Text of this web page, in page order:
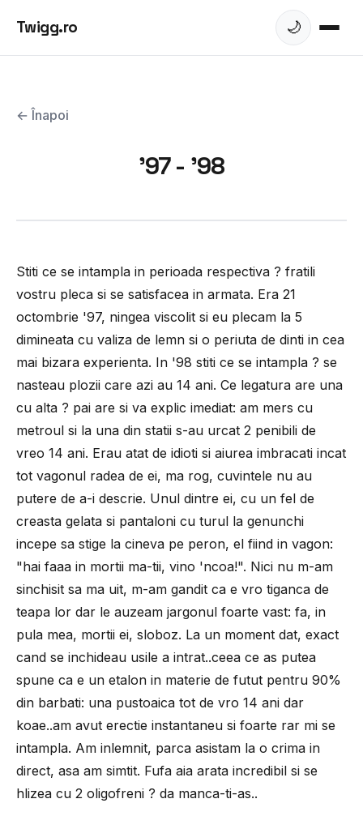
Twigg.ro 🌙
← Înapoi
'97 - '98
Stiti ce se intampla in perioada respectiva ? fratili
vostru pleca si se satisfacea in armata. Era 21
octombrie '97, ningea viscolit si eu plecam la 5
dimineata cu valiza de lemn si o periuta de dinti in cea
mai bizara experienta. In '98 stiti ce se intampla ? se
nasteau plozii care azi au 14 ani. Ce legatura are una
cu alta ? pai are si va explic imediat: am mers cu
metroul si la una din statii s-au urcat 2 penibili de
vreo 14 ani. Erau atat de idioti si aiurea imbracati incat
tot vagonul radea de ei, ma rog, cuvintele nu au
putere de a-i descrie. Unul dintre ei, cu un fel de
creasta gelata si pantaloni cu turul la genunchi
incepe sa stige la cineva pe peron, el fiind in vagon:
"hai faaa in mortii ma-tii, vino 'ncoa!". Nici nu m-am
sinchisit sa ma uit, m-am gandit ca e vro tiganca de
teapa lor dar le auzeam jargonul foarte vast: fa, in
pula mea, mortii ei, sloboz. La un moment dat, exact
cand se inchideau usile a intrat..ceea ce as putea
spune ca e un etalon in materie de futut pentru 90%
din barbati: una pustoaica tot de vro 14 ani dar
koae..am avut erectie instantaneu si foarte rar mi se
intampla. Am inlemnit, parca asistam la o crima in
direct, asa am simtit. Fufa aia arata incredibil si se
hlizea cu 2 oligofreni ? da manca-ti-as..